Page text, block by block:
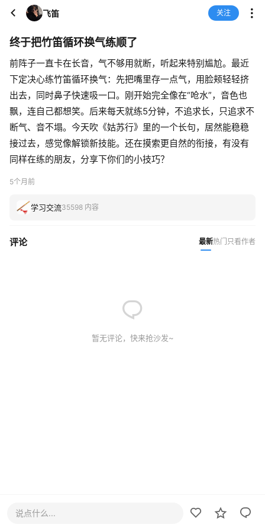
飞笛 关注
终于把竹笛循环换气练顺了
前阵子一直卡在长音，气不够用就断，听起来特别尴尬。最近
下定决心练竹笛循环换气：先把嘴里存一点气，用脸颊轻轻挤
出去，同时鼻子快速吸一口。刚开始完全像在“呛水”，音色也
飘，连自己都想笑。后来每天就练5分钟，不追求长，只追求不
断气、音不塌。今天吹《姑苏行》里的一个长句，居然能稳稳
接过去，感觉像解锁新技能。还在摸索更自然的衔接，有没有
同样在练的朋友，分享下你们的小技巧？
5个月前
学习交流35598 内容
评论 最新热门 只看作者
暂无评论，快来抢沙发~
说点什么...